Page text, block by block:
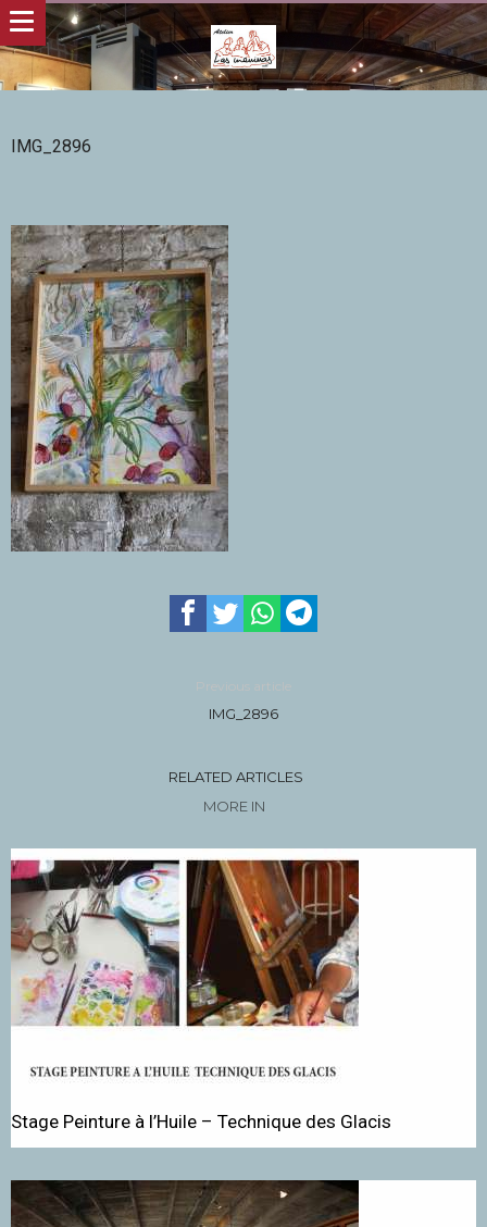
IMG_2896
Previous article
IMG_2896
RELATED ARTICLES
MORE IN
Stage Peinture à l’Huile – Technique des Glacis